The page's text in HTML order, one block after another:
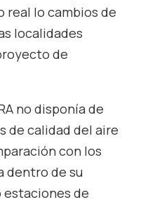
lo cambios de
localidades
de
no disponía de
de calidad del aire
con los
dentro de su
de